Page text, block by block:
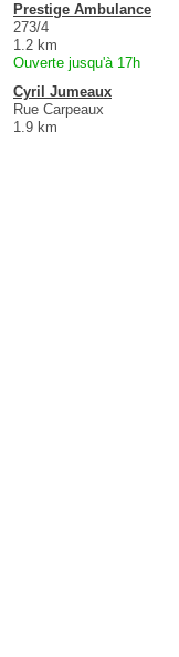
Prestige Ambulance
273/4
1.2 km
Ouverte jusqu'à 17h
Cyril Jumeaux
Rue Carpeaux
1.9 km